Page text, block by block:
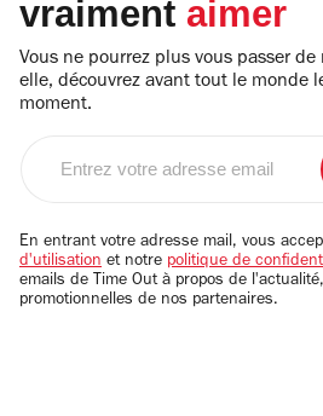
vraiment aimer
Vous ne pourrez plus vous passer
elle, découvrez avant tout le monde
moment.
email
En entrant votre adresse mail, vous
d'utilisation et notre politique de
emails de Time Out à propos de
promotionnelles de nos partenaires.